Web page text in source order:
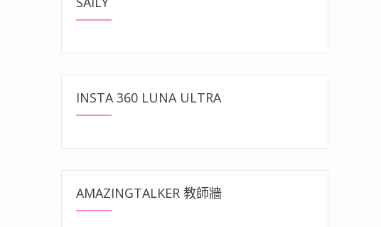
INSTA 360 LUNA ULTRA
AMAZINGTALKER 教師牆